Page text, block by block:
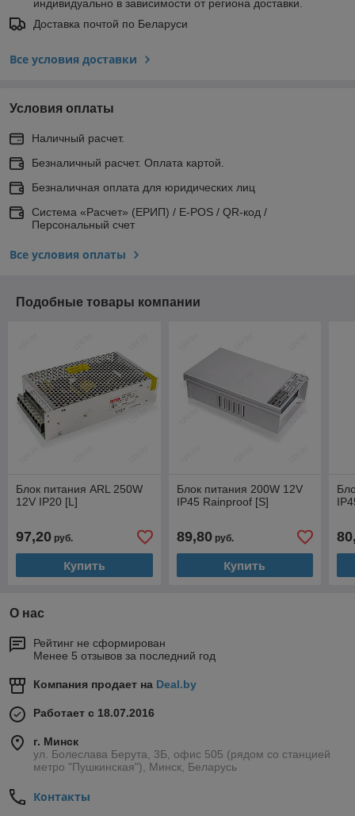
индивидуально в зависимости от региона доставки.
Доставка почтой по Беларуси
Все условия доставки
Условия оплаты
Наличный расчет.
Безналичный расчет. Оплата картой.
Безналичная оплата для юридических лиц
Система «Расчет» (ЕРИП) / E-POS / QR-код /
Персональный счет
Все условия оплаты
Подобные товары компании
Блок питания ARL 250W
12V IP20 [L]
97,20 руб.
Купить
Блок питания 200W 12V
IP45 Rainproof [S]
89,80руб.
Купить
О нас
Рейтинг не сформирован
Менее 5 отзывов за последний год
Компания продает на Deal.by
Работает с 18.07.2016
г. Минск
ул. Болеслава Берута, 3Б, офис 505 (рядом со станцией
метро "Пушкинская"), Минск, Беларусь
Контакты